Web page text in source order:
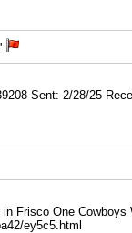
Sent: 2/28/25
Frisco One Cowboys
ey5c5.html